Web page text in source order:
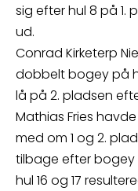
sig efter hul 8 på 1.
ud.
Conrad Kirketerp
dobbelt bogey på
lå på 2. pladsen
Mathias Fries
med om 1 og 2.
tilbage efter bogey
hul 16 og 17